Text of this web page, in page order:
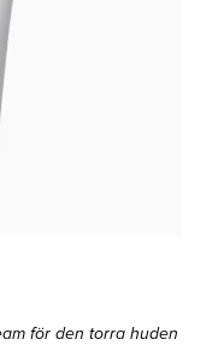
för den torra huden